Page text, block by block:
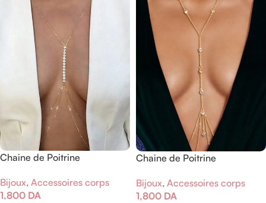
Chaine de Poitrine
Bijoux, Accessoires corps
1,800 DA
Chaine de Poitrine
Bijoux, Accessoires corps
1,800 DA